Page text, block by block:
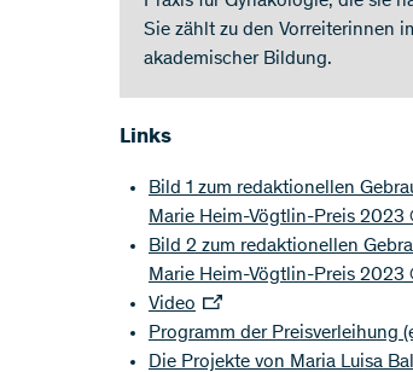
Sie zählt zu den Vorreiterinnen
akademischer Bildung.
Links
Bild 1 zum redaktionellen
Marie Heim-Vögtlin-Preis 2023
Bild 2 zum redaktionellen
Marie Heim-Vögtlin-Preis 2023
Video
Programm der Preisverleihung
Die Projekte von Maria Luisa